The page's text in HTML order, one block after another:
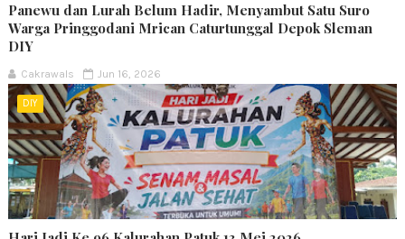
Panewu dan Lurah Belum Hadir, Menyambut Satu Suro
Warga Pringgodani Mrican Caturtunggal Depok Sleman
DIY
Cakrawals Jun 16, 2026
DIY